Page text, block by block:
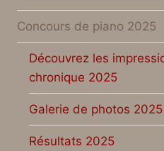
Concours de piano 2025
Découvrez les
chronique 2025
Galerie de photos 2025
Résultats 2025